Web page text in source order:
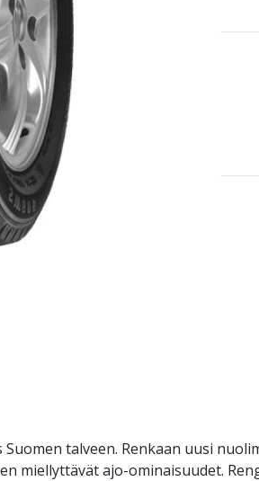
Suomen talveen. Renkaan uusi
miellyttävät ajo-ominaisuudet.